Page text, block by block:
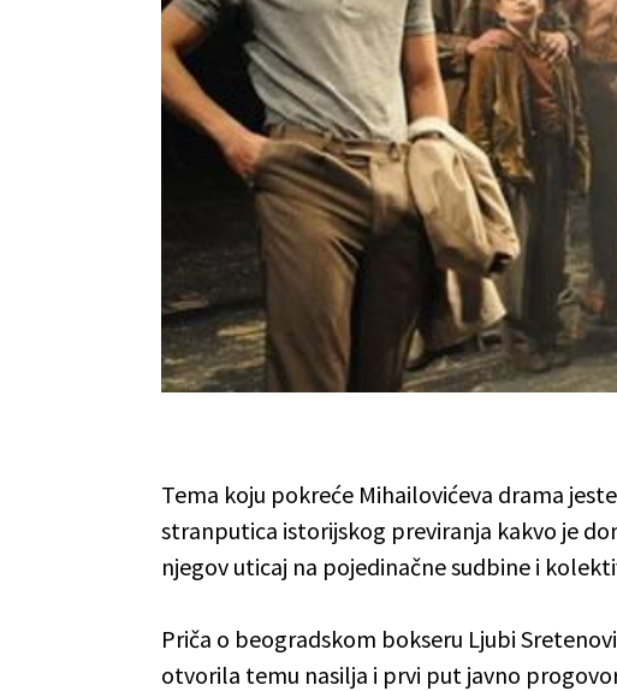
Tema koju pokreće Mihailovićeva drama
stranputica istorijskog previranja kakvo je
njegov uticaj na pojedinačne sudbine i
Priča o beogradskom bokseru Ljubi
otvorila temu nasilja i prvi put javno